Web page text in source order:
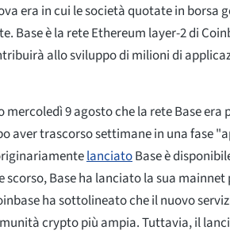
era in cui le società quotate in borsa
Base è la rete Ethereum layer-2 di
allo sviluppo di milioni di
9 agosto che la rete Base era
aver trascorso settimane in una fase
lanciatoBase è
scorso, Base ha lanciato la sua mainnet
ha sottolineato che il nuovo
crypto più ampia. Tuttavia, il